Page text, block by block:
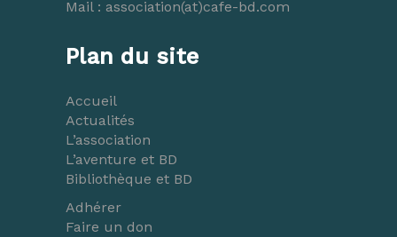
Mail : association(at)cafe-bd.com
Plan du site
Accueil
Actualités
L’association
L’aventure et BD
Bibliothèque et BD
Adhérer
Faire un don